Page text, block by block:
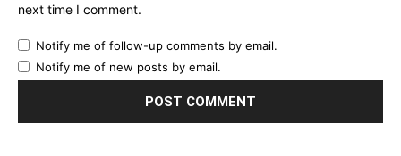
next time I comment.
Notify me of follow-up comments by email.
Notify me of new posts by email.